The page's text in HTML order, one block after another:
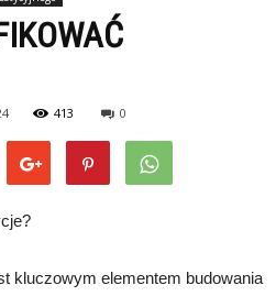
413 0
kluczowym elementem budowania